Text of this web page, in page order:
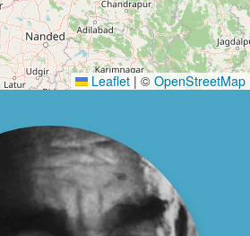
Leaflet | © OpenStreetMap